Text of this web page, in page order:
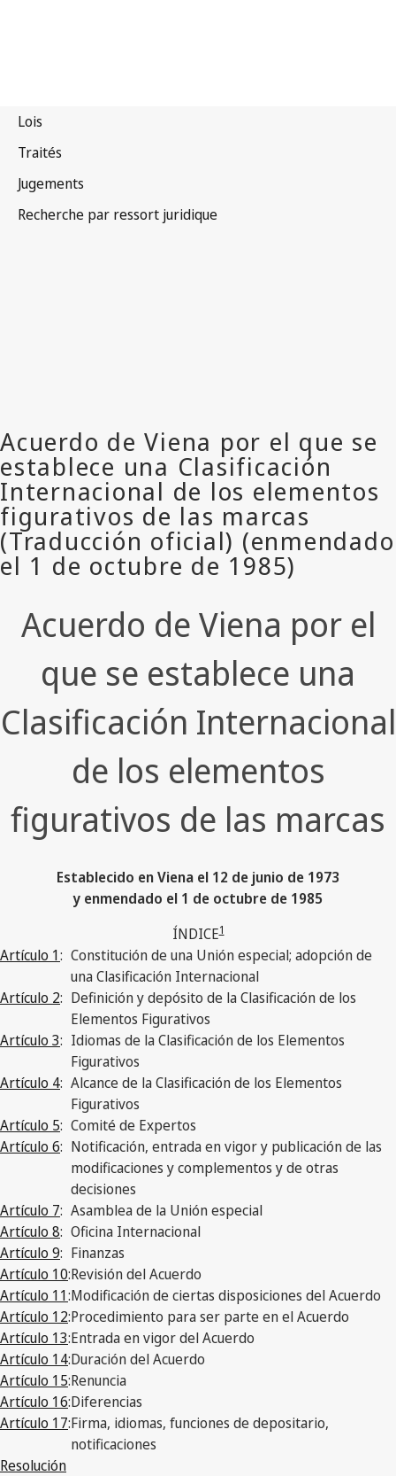
Acuerdo de Viena por el
que se establece una
Clasificación Internacional
de los elementos
figurativos de las marcas
Establecido en Viena el 12 de junio de 1973
y enmendado el 1 de octubre de 1985
ÍNDICE1
Artículo 1: Constitución de una Unión especial; adopción de
una Clasificación Internacional
Artículo 2: Definición y depósito de la Clasificación de los
Elementos Figurativos
Artículo 3: Idiomas de la Clasificación de los Elementos
Figurativos
Artículo 4: Alcance de la Clasificación de los Elementos
Figurativos
Artículo 5: Comité de Expertos
Artículo 6: Notificación, entrada en vigor y publicación de las
modificaciones y complementos y de otras
decisiones
Artículo 7: Asamblea de la Unión especial
Artículo 8: Oficina Internacional
Artículo 9: Finanzas
Artículo 10:Revisión del Acuerdo
Artículo 11:Modificación de ciertas disposiciones del Acuerdo
Artículo 12:Procedimiento para ser parte en el Acuerdo
Artículo 13:Entrada en vigor del Acuerdo
Artículo 14:Duración del Acuerdo
Artículo 15:Renuncia
Artículo 16:Diferencias
Artículo 17:Firma, idiomas, funciones de depositario,
notificaciones
Resolución